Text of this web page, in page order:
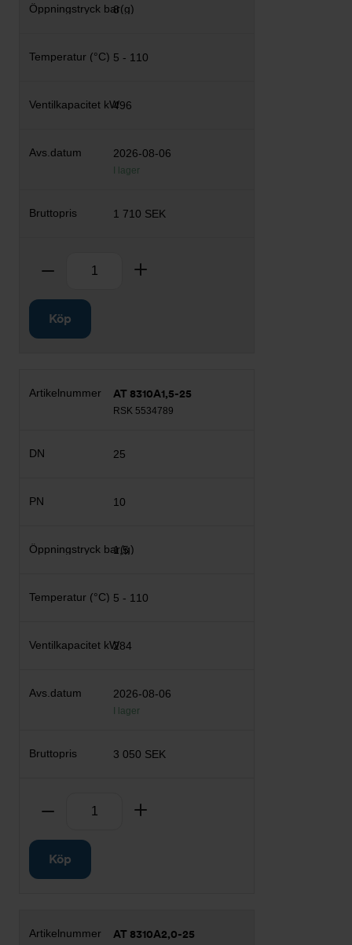
8
5 - 110
496
2026-08-06
I lager
1 710 SEK
Ta bort
Köp
AT 8310A1,5-25
RSK 5534789
25
10
1,5
5 - 110
284
2026-08-06
I lager
3 050 SEK
Ta bort
Köp
AT 8310A2,0-25